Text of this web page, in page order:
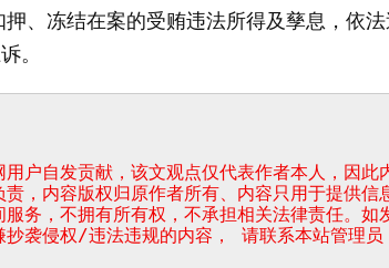
、冻结在案的受贿违法所得及孳息，依
。
户自发贡献，该文观点仅代表作者本人，因此
，内容版权归原作者所有、内容只用于提供信
服务，不拥有所有权，不承担相关法律责任。如
抄袭侵权/违法违规的内容， 请联系本站管理员